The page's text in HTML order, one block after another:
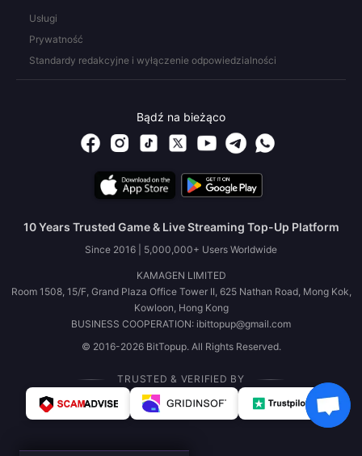
Usługi
Prywatność
Standardy redakcyjne i wyłączenie odpowiedzialności
Bądź na bieżąco
10 Years Trusted Game & Live Streaming Top-Up Platform
Since 2016 | 5,000,000+ Users Worldwide
KAMAGEN LIMITED
Room 1508, 15/F, Grand Plaza Office Tower II, 625 Nathan Road, Mong Kok,
Kowloon, Hong Kong
BUSINESS COOPERATION: ibittopup@gmail.com
© 2016-2026 BitTopup. All Rights Reserved.
TRUSTED & VERIFIED BY